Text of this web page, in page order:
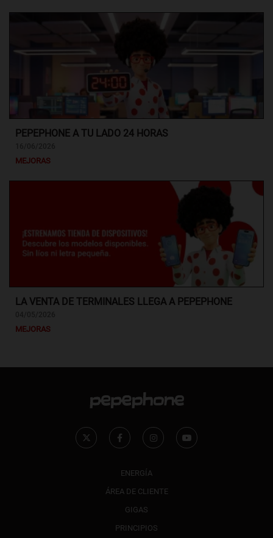
PEPEPHONE A TU LADO 24 HORAS
MEJORAS
LA VENTA DE TERMINALES LLEGA A PEPEPHONE
MEJORAS
ENERGÍA
ÁREA DE CLIENTE
GIGAS
PRINCIPIOS